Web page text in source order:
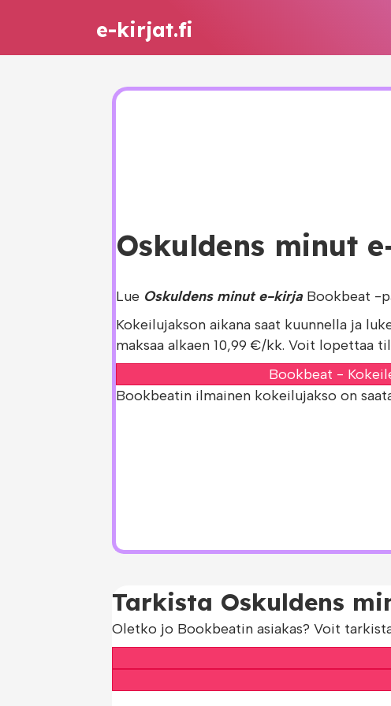
e-kirjat.fi
Oskuldens minut
Lue Oskuldens minut e-kirja Bookbeat -
Kokeilujakson aikana saat kuunnella ja
maksaa alkaen 10,99 €/kk. Voit lopettaa
Bookbeat -
Bookbeatin ilmainen kokeilujakso on
Tarkista Oskuldens
Oletko jo Bookbeatin asiakas? Voit